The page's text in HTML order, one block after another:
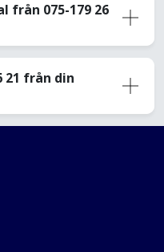
från 075-179 26
21 från din